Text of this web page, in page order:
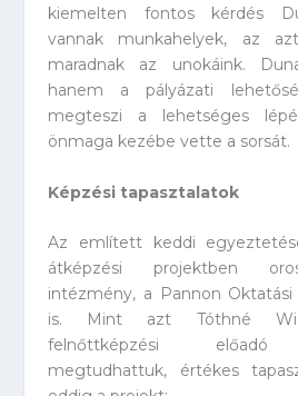
kiemelten fontos kérdés
vannak munkahelyek, az
maradnak az unokáink.
hanem a pályázati
megteszi a lehetséges
önmaga kezébe vette a sorsát.
Képzési tapasztalatok
Az említett keddi
átképzési projektben
intézmény, a Pannon
is. Mint azt Tóthné
felnőttképzési előadó
megtudhattuk, értékes